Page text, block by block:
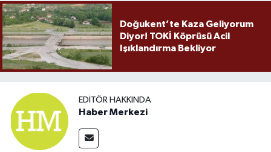
Doğukent’te Kaza Geliyorum
Diyor! TOKİ Köprüsü Acil
Işıklandırma Bekliyor
EDITÖR HAKKINDA
Haber Merkezi